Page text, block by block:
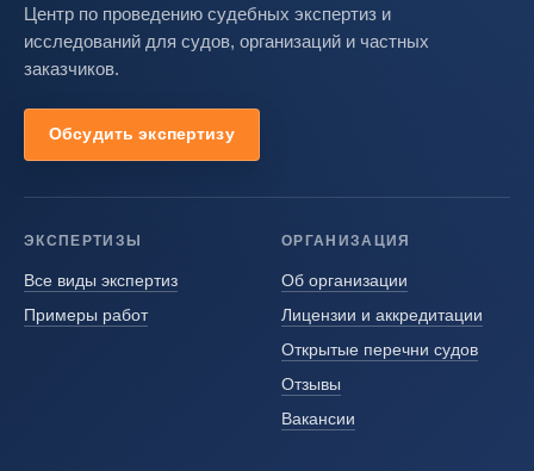
Центр по проведению судебных экспертиз и
исследований для судов, организаций и частных
заказчиков.
Обсудить экспертизу
ЭКСПЕРТИЗЫ
Все виды экспертиз
Примеры работ
ОРГАНИЗАЦИЯ
Об организации
Лицензии и аккредитации
Открытые перечни судов
Отзывы
Вакансии